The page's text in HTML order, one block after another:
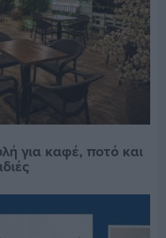
για καφέ, ποτό και